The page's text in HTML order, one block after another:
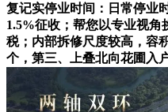
复记实停业时间：日常停业
1.5%征收；帮您以专业视
税；内部拆修尺度较高，容
个，第三、上叠北向花圃入